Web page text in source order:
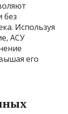
без
Используя
АСУ
его